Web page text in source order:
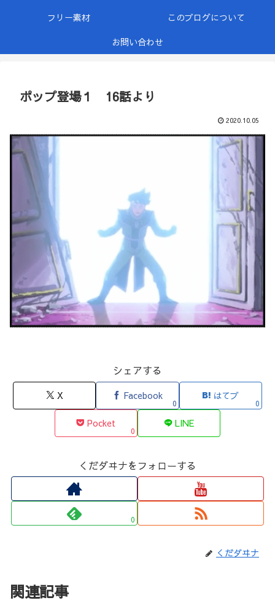
フリー素材
このブログについて
お問い合わせ
ポップ登場１ 16話より
2020.10.05
シェアする
X Facebook
0
はてブ
0
Pocket
0
LINE
くだダヰナをフォローする
0
くだダヰナ
関連記事